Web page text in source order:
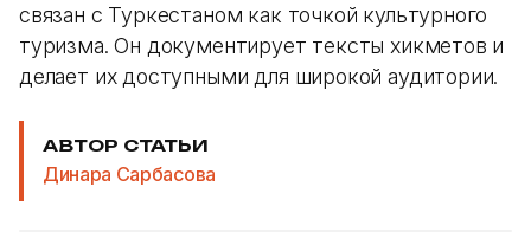
связан с Туркестаном как точкой культурного
туризма. Он документирует тексты хикметов и
делает их доступными для широкой аудитории.
АВТОР СТАТЬИ
Динара Сарбасова